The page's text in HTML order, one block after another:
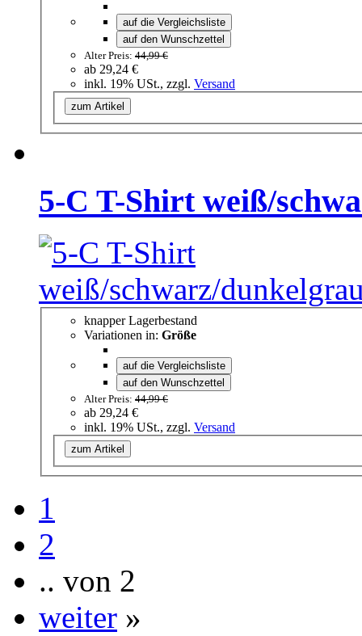
auf die Vergleichsliste
auf den Wunschzettel
Alter Preis: 44,99 €
ab 29,24 €
inkl. 19% USt., zzgl. Versand
zum Artikel
5-C T-Shirt weiß/
knapper Lagerbestand
Variationen in: Größe
auf die Vergleichsliste
auf den Wunschzettel
Alter Preis: 44,99 €
ab 29,24 €
inkl. 19% USt., zzgl. Versand
zum Artikel
1
2
.. von 2
weiter »